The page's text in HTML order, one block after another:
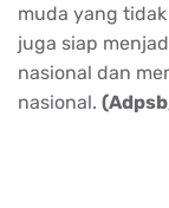
muda yang
juga siap
nasional dan
nasional.